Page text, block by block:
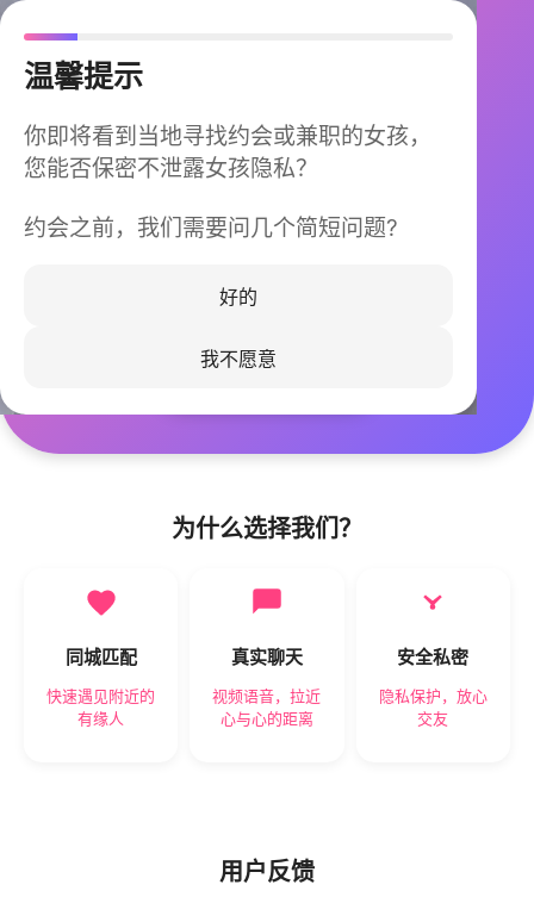
温馨提示
你即将看到当地寻找约会或兼职的女孩，
您能否保密不泄露女孩隐私？
约会之前，我们需要问几个简短问题?
好的
我不愿意
今晚不再孤单
同城快速匹配，马上认识身边的TA
立即下载
为什么选择我们？
同城匹配
快速遇见附近的
有缘人
真实聊天
视频语音，拉近
心与心的距离
安全私密
隐私保护，放心
交友
用户反馈